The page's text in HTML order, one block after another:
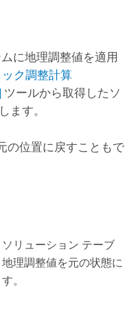
に地理調整値を適用
ク調整計算
ツールから取得したソ
ます。
の位置に戻すこともで
リューション テーブ
理調整値を元の状態に
。